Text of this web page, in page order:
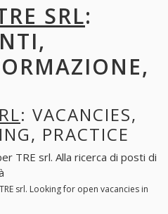
SRL:
: VACANCIES,
PRACTICE
TRE srl. Alla ricerca di posti di
srl. Looking for open vacancies in